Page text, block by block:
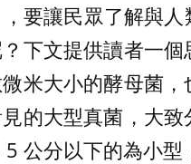
要讓民眾了解與
下文提供讀者一
米大小的酵母菌
的大型真菌，大
公分以下的為小